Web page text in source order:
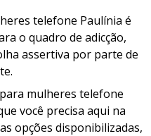
telefone Paulínia é
o quadro de adicção,
assertiva por parte de
mulheres telefone
você precisa aqui na
opções disponibilizadas,